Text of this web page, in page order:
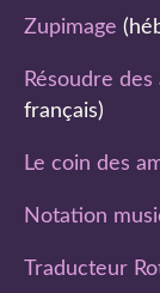
Zupimage
Résoudre
français)
Le coin des
Notation
Traducteur